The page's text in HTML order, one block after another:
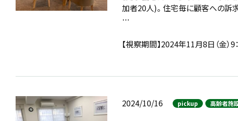
加者20人)。 住宅毎に顧客への訴
…
【視察期間】2024年11月8日（金）
2024/10/16 pickup 高齢者施